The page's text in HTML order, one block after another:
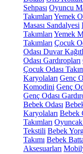
Sehpası Oyuncu
Takımları Yemek
Masası Sandalyesi
Takımları Yemek
Takımları Çocuk
Odası Duvar
Odası Gardıropları
Çocuk Odası
Karyolaları Genç
Komodini Genç
Genç Odası
Bebek Odası
Karyolaları Bebek
Takımları
Tekstili Bebek
Takımı Bebek
Aksesuarları